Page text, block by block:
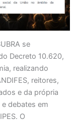
se
Decreto 10.620,
realizando
reitores,
e da própria
debates em
O